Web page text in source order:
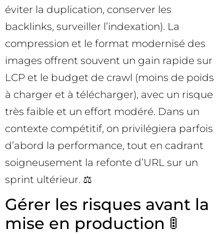
éviter la duplication, conserver les
backlinks, surveiller l’indexation). La
compression et le format modernisé des
images offrent souvent un gain rapide sur
LCP et le budget de crawl (moins de poids
à charger et à télécharger), avec un risque
très faible et un effort modéré. Dans un
contexte compétitif, on privilégiera parfois
d’abord la performance, tout en cadrant
soigneusement la refonte d’URL sur un
sprint ultérieur. ⚖️
Gérer les risques avant la
mise en production 🚦